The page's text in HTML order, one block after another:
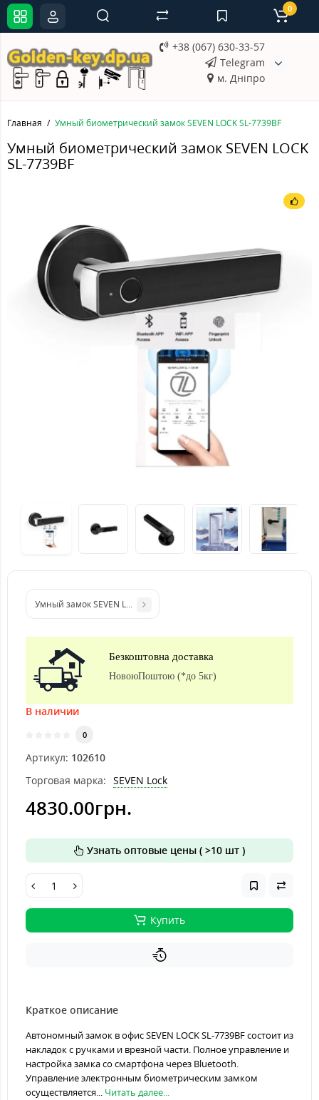
+38 (067) 630-33-57
Telegram
м. Дніпро
0
Главная Умный биометрический замок SEVEN LOCK SL-7739BF
Умный биометрический замок SEVEN LOCK
SL-7739BF
Умный замок SEVEN LOCK SL-7735B black
Безкоштовна доставка
НовоюПоштою (*до 5кг)
В наличии
0
Артикул: 102610
Торговая марка: SEVEN Lock
4830.00грн.
Узнать оптовые цены ( >10 шт )
Купить
Краткое описание
Автономный замок в офис SEVEN LOCK SL-7739BF состоит из
накладок с ручками и врезной части. Полное управление и
настройка замка со смартфона через Bluetooth.
Управление электронным биометрическим замком
осуществляется... Читать далее...